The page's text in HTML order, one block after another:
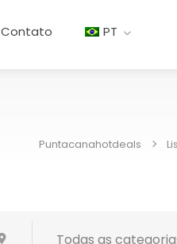
Contato PT
Puntacanahotdeals
Todas as